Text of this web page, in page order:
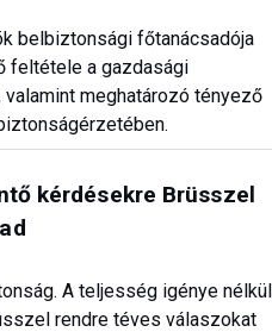
belbiztonsági főtanácsadója
feltétele a gazdasági
meghatározó tényező
kérdésekre Brüsszel
A teljesség igénye nélkül
rendre téves válaszokat